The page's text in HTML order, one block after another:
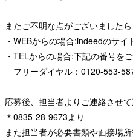
またご不明な点がございました
・WEBからの場合:indeedのサ
・TELからの場合:下記の番号を
フリーダイヤル：0120-553-
応募後、担当者よりご連絡させて
＊0835-28-9673より
また担当者が必要書類や面接場